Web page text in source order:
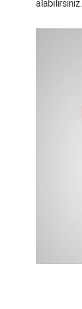
alabilirsiniz.